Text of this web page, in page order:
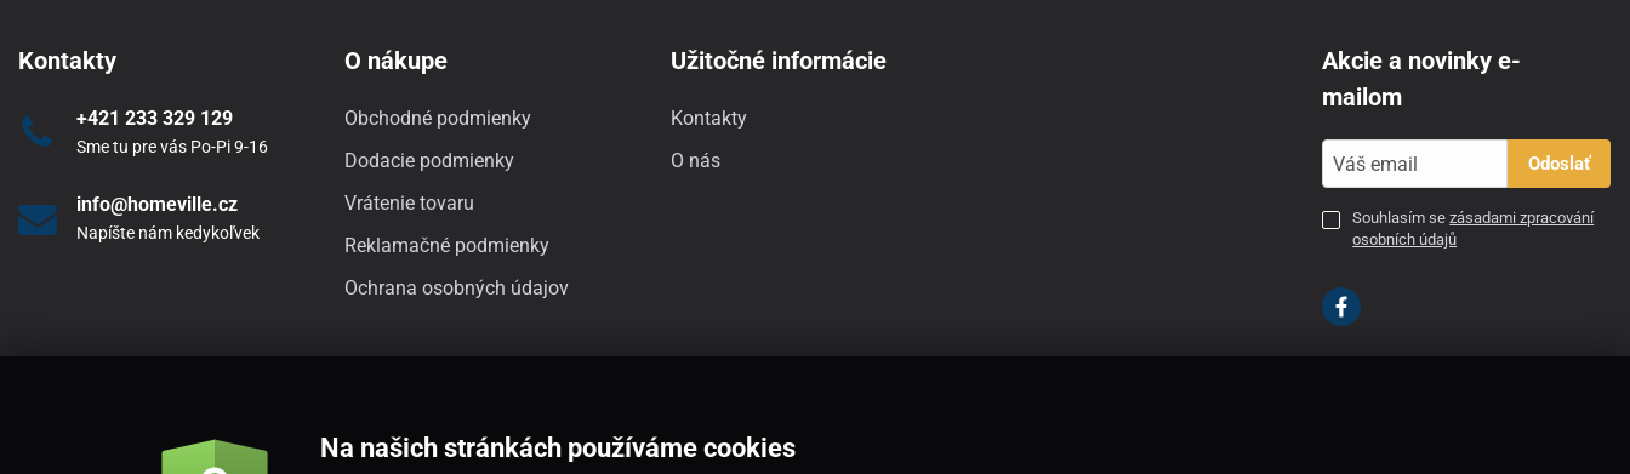
Kontakty
+421 233 329 129
Sme tu pre vás Po-Pi 9-16
info@homeville.cz
Napíšte nám kedykoľvek
O nákupe
Obchodné podmienky
Dodacie podmienky
Vrátenie tovaru
Reklamačné podmienky
Ochrana osobných údajov
Užitočné informácie
Kontakty
O nás
Akcie a novinky e-
mailom
Odoslať
Souhlasím sezásadami zpracování
osobních údajů
Na našich stránkách používáme cookies